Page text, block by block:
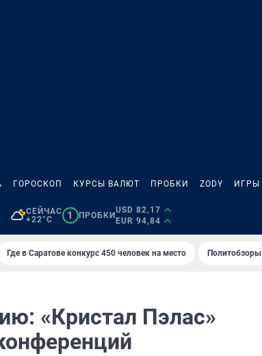
ГОРОСКОП КУРСЫ ВАЛЮТ ПРОБКИ ZODY ИГРЫ
СЕЙЧАС
+22°C
1 ПРОБКИ
USD 82,17
EUR 94,84
Где в Саратове конкурс 450 человек на место
«Кристал Пэлас»